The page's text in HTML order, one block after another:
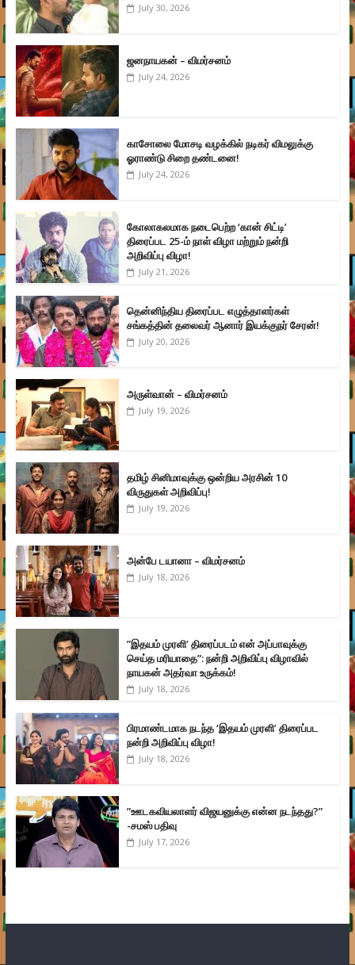
July 30, 2026
ஜனநாயகன் – விமர்சனம்
July 24, 2026
காசோலை மோசடி வழக்கில் நடிகர் விமலுக்கு
ஓராண்டு சிறை தண்டனை!
July 24, 2026
கோலாகலமாக நடைபெற்ற ‘கான் சிட்டி’
திரைப்பட 25-ம் நாள் விழா மற்றும் நன்றி
அறிவிப்பு விழா!
July 21, 2026
தென்னிந்திய திரைப்பட எழுத்தாளர்கள்
சங்கத்தின் தலைவர் ஆனார் இயக்குநர் சேரன்!
July 20, 2026
அருள்வான் – விமர்சனம்
July 19, 2026
தமிழ் சினிமாவுக்கு ஒன்றிய அரசின் 10
விருதுகள் அறிவிப்பு!
July 19, 2026
அன்பே டயானா – விமர்சனம்
July 18, 2026
”இதயம் முரளி’ திரைப்படம் என் அப்பாவுக்கு
செய்த மரியாதை”: நன்றி அறிவிப்பு விழாவில்
நாயகன் அதர்வா உருக்கம்!
July 18, 2026
பிரமாண்டமாக நடந்த ‘இதயம் முரளி’ திரைப்பட
நன்றி அறிவிப்பு விழா!
July 18, 2026
”ஊடகவியலாளர் விஜயனுக்கு என்ன நடந்தது?”
-சமஸ் பதிவு
July 17, 2026